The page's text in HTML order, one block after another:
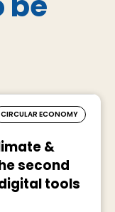
CIRCULAR ECONOMY
&
second
tools